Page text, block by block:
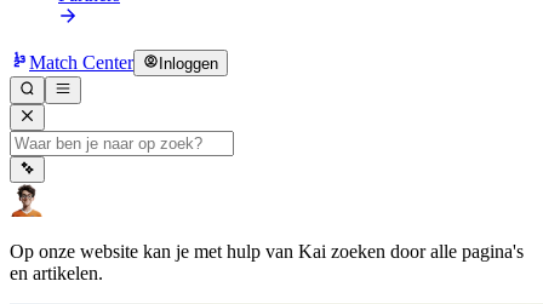
Match Center Inloggen
Op onze website kan je met hulp van Kai zoeken door alle pagina's
en artikelen.